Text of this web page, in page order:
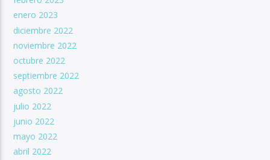
enero 2023
diciembre 2022
noviembre 2022
octubre 2022
septiembre 2022
agosto 2022
julio 2022
junio 2022
mayo 2022
abril 2022